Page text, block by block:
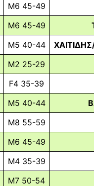
M6 45-49
M6 45-49
M5 40-44
M2 25-29
F4 35-39
M5 40-44
M8 55-59
M6 45-49
M4 35-39
M7 50-54